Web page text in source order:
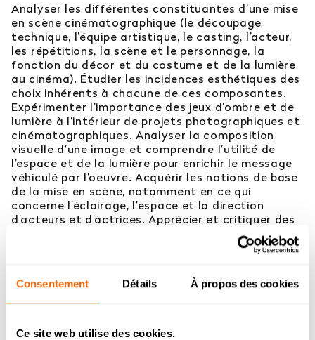
Consentement Détails À propos des cookies
Ce site web utilise des cookies.
Analyser les différentes constituantes d’une mise
en scène cinématographique (le découpage
technique, l’équipe artistique, le casting, l’acteur,
les répétitions, la scène et le personnage, la
fonction du décor et du costume et de la lumière
au cinéma). Étudier les incidences esthétiques des
choix inhérents à chacune de ces composantes.
Expérimenter l’importance des jeux d’ombre et de
lumière à l’intérieur de projets photographiques et
cinématographiques. Analyser la composition
visuelle d’une image et comprendre l’utilité de
l’espace et de la lumière pour enrichir le message
véhiculé par l’oeuvre. Acquérir les notions de base
de la mise en scène, notamment en ce qui
concerne l’éclairage, l’espace et la direction
d’acteurs et d’actrices. Apprécier et critiquer des
expressions artistiques variées, traditionnelles ou
novatrices, sur le plan de la lumière, de la
costumes et du jeu d’actrice ou d’acteur.
Concrétiser ses idées et les expliciter avec clarté.
Traduire visuellement une observation ou une idée.
Orientation : vous ne trouvez
pas votre réponse ?
Contactez notre service orientation
04 81 92 60 83